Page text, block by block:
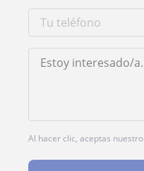
Al hacer clic, aceptas nuestro